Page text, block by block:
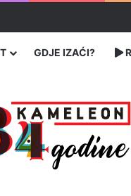
centar Srebrenica
GDJE IZAĆI?